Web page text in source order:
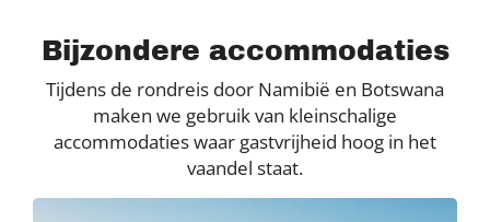
Bijzondere accommodaties
Tijdens de rondreis door Namibië en Botswana
maken we gebruik van kleinschalige
accommodaties waar gastvrijheid hoog in het
vaandel staat.